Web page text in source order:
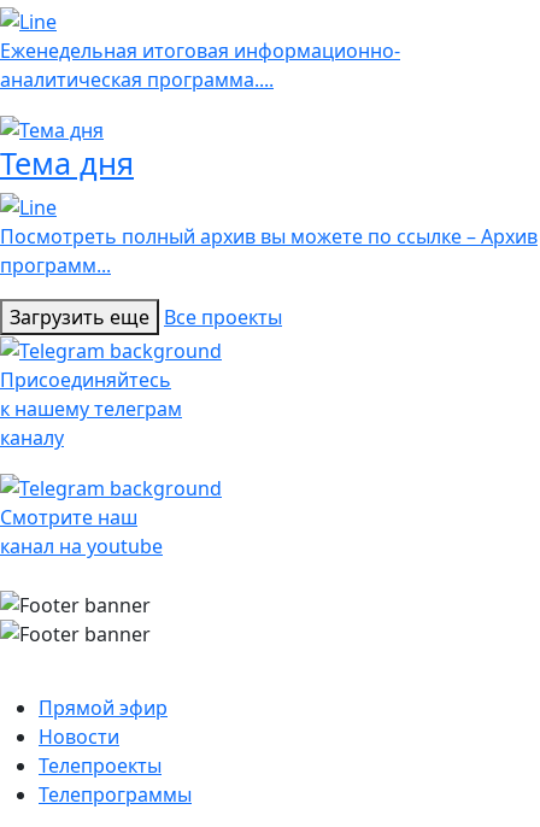
Еженедельная итоговая информационно-
аналитическая программа....
Тема дня
Посмотреть полный архив вы можете по ссылке – Архив
программ...
Загрузить еще Все проекты
Присоединяйтесь
к нашему телеграм
каналу
Смотрите наш
канал на youtube
Прямой эфир
Новости
Телепроекты
Телепрограммы